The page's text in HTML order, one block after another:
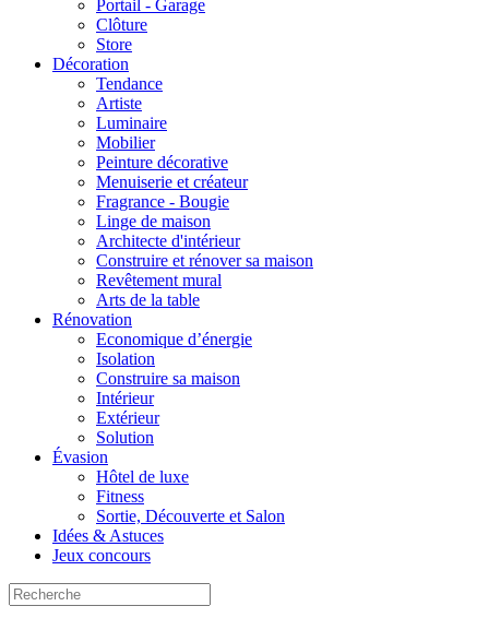
Portail - Garage
Clôture
Store
Décoration
Tendance
Artiste
Luminaire
Mobilier
Peinture décorative
Menuiserie et créateur
Fragrance - Bougie
Linge de maison
Architecte d'intérieur
Construire et rénover sa maison
Revêtement mural
Arts de la table
Rénovation
Economique d’énergie
Isolation
Construire sa maison
Intérieur
Extérieur
Solution
Évasion
Hôtel de luxe
Fitness
Sortie, Découverte et Salon
Idées & Astuces
Jeux concours